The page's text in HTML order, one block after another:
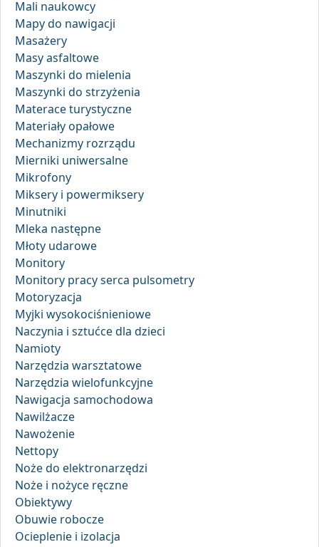
Mali naukowcy
Mapy do nawigacji
Masażery
Masy asfaltowe
Maszynki do mielenia
Maszynki do strzyżenia
Materace turystyczne
Materiały opałowe
Mechanizmy rozrządu
Mierniki uniwersalne
Mikrofony
Miksery i powermiksery
Minutniki
Mleka następne
Młoty udarowe
Monitory
Monitory pracy serca pulsometry
Motoryzacja
Myjki wysokociśnieniowe
Naczynia i sztućce dla dzieci
Namioty
Narzędzia warsztatowe
Narzędzia wielofunkcyjne
Nawigacja samochodowa
Nawilżacze
Nawożenie
Nettopy
Noże do elektronarzędzi
Noże i nożyce ręczne
Obiektywy
Obuwie robocze
Ocieplenie i izolacja